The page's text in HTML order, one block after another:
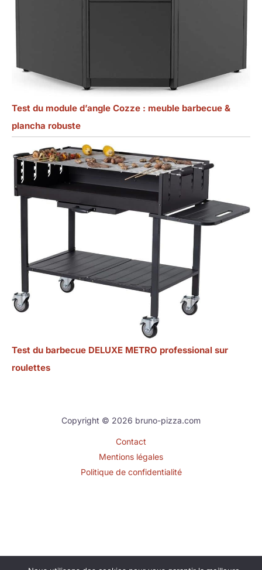
Test du module d’angle Cozze : meuble barbecue &
plancha robuste
Test du barbecue DELUXE METRO professional sur
roulettes
Copyright © 2026 bruno-pizza.com
Contact
Mentions légales
Politique de confidentialité